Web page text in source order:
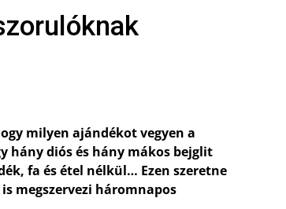
milyen ajándékot vegyen a
hány diós és hány mákos bejglit
fa és étel nélkül… Ezen szeretne
megszervezi háromnapos